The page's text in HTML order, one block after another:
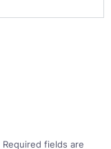
Required fields are